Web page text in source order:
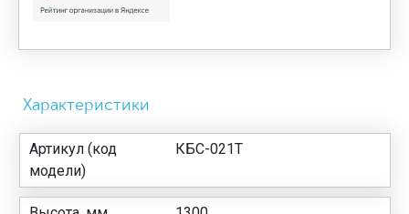
Характеристики
Артикул (код
модели)
КБС-021Т